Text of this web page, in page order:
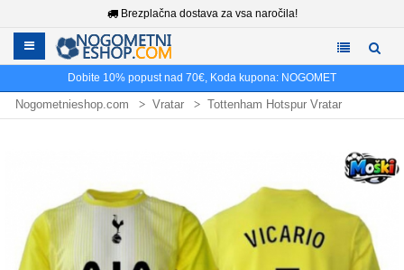
Brezplačna dostava za vsa naročila!
Dobite 10% popust nad 70€, Koda kupona: NOGOMET
Nogometnieshop.com Vratar Tottenham Hotspur Vratar